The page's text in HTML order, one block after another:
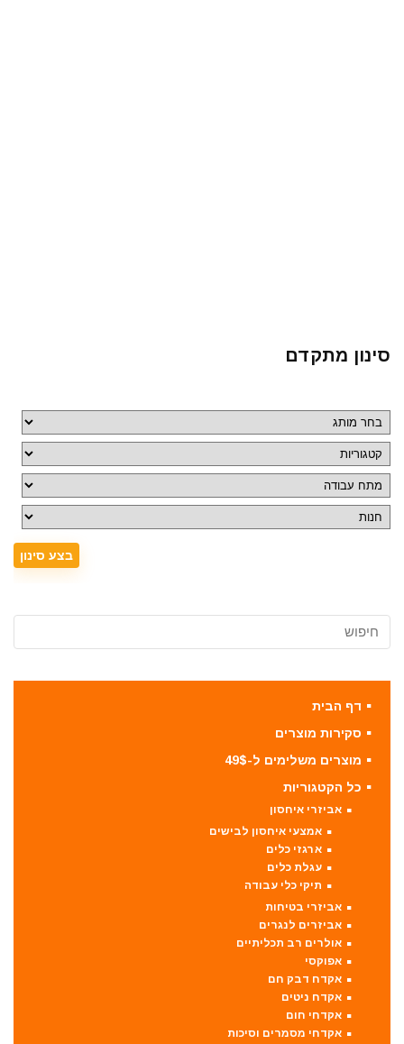
סינון מתקדם
דף הבית
סקירות מוצרים
מוצרים משלימים ל-49$
כל הקטגוריות
אביזרי איחסון
אמצעי איחסון לבישים
ארגזי כלים
עגלת כלים
תיקי כלי עבודה
אביזרי בטיחות
אביזרים לנגרים
אולרים רב תכליתיים
אפוקסי
אקדח דבק חם
אקדח ניטים
אקדחי חום
אקדחי מסמרים וסיכות